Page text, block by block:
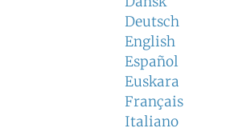
Deutsch
English
Español
Euskara
Français
Italiano